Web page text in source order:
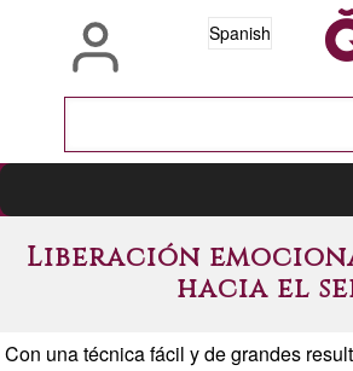
Spanish
Main
navigation
Liberación
hacia el
Con una técnica fácil y de grandes